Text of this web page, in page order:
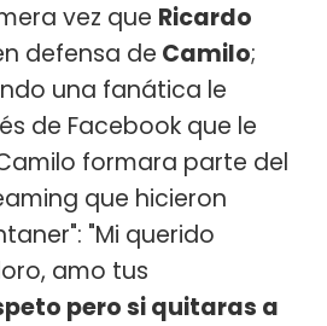
vez que Ricardo
defensa de Camilo;
una fanática le
de Facebook que le
formara parte del
que hicieron
"Mi querido
amo tus
pero si quitaras a